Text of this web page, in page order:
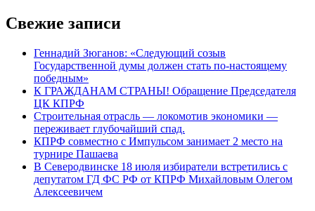
Свежие записи
Геннадий Зюганов: «Следующий созыв
Государственной думы должен стать по-настоящему
победным»
К ГРАЖДАНАМ СТРАНЫ! Обращение Председателя
ЦК КПРФ
Строительная отрасль — локомотив экономики —
переживает глубочайший спад.
КПРФ совместно с Импульсом занимает 2 место на
турнире Пашаева
В Северодвинске 18 июля избиратели встретились с
депутатом ГД ФС РФ от КПРФ Михайловым Олегом
Алексеевичем